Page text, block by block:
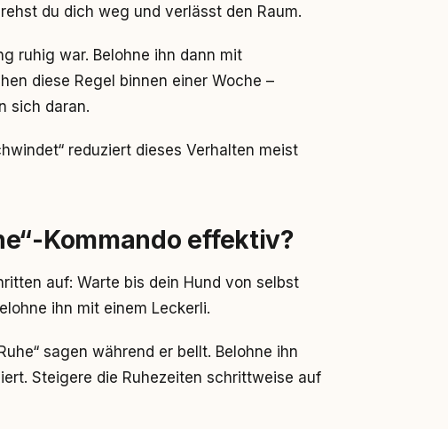
du dich weg und verlässt den Raum.
ruhig war. Belohne ihn dann mit
diese Regel binnen einer Woche –
sich daran.
reduziert dieses Verhalten meist
Kommando effektiv?
auf: Warte bis dein Hund von selbst
ihn mit einem Leckerli.
sagen während er bellt. Belohne ihn
Steigere die Ruhezeiten schrittweise auf